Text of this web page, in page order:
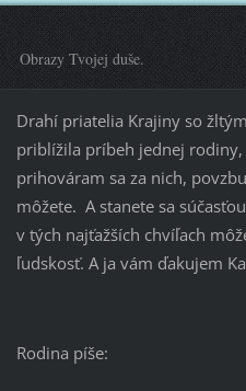
Obrazy Tvojej duše.
Drahí priatelia Krajiny so
priblížila príbeh jednej
prihováram sa za nich,
môžete. A stanete sa
v tých najťažších chvíľach
ľudskosť. A ja vám ďakujem
Rodina píše: